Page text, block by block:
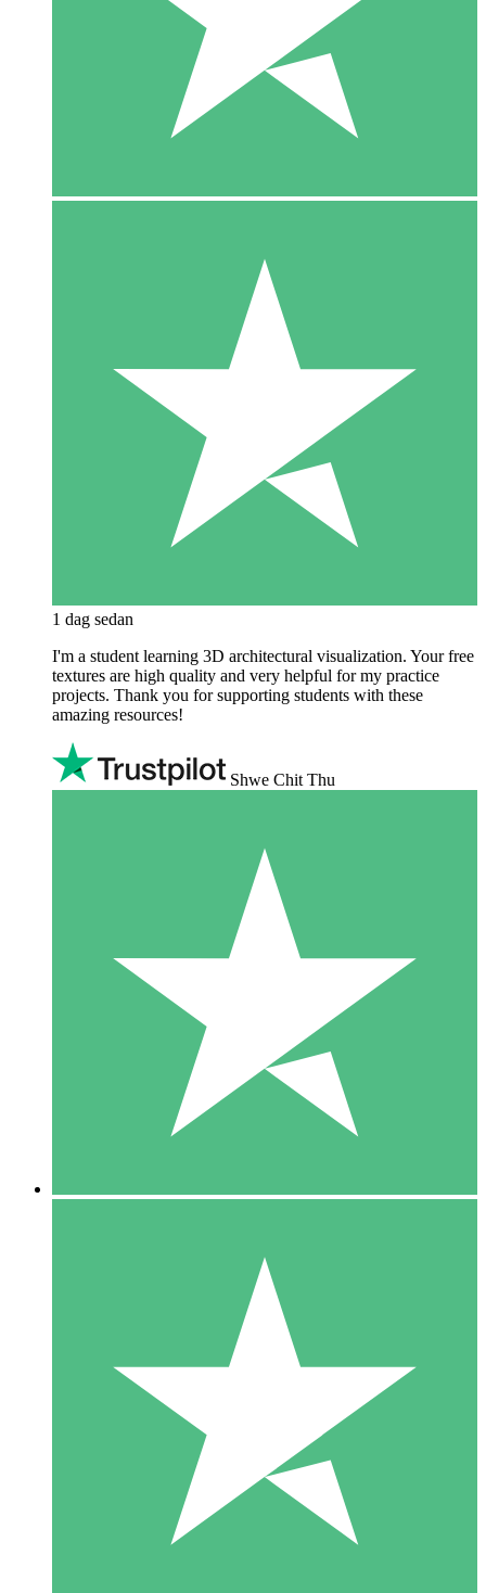
1 dag sedan
I'm a student learning 3D architectural visualization. Your free
textures are high quality and very helpful for my practice
projects. Thank you for supporting students with these
amazing resources!
Shwe Chit Thu